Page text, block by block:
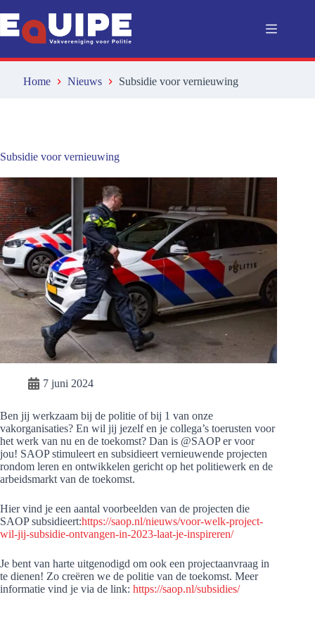
naar
de
inhoud
Home Nieuws Subsidie voor vernieuwing
Subsidie voor vernieuwing
7 juni 2024
Ben jij werkzaam bij de politie of bij 1 van onze
vakorganisaties? En wil jij jezelf en je collega’s toerusten voor
het werk van nu en de toekomst? Dan is @SAOP er voor
jou! SAOP stimuleert en subsidieert vernieuwende projecten
rondom leren en ontwikkelen gericht op het politiewerk en de
arbeidsmarkt van de toekomst.
Hier vind je een aantal voorbeelden van de projecten die
SAOP subsidieert:https://saop.nl/nieuws/voor-welk-project-
wil-jij-subsidie-ontvangen-in-2023-laat-je-inspireren/
Je bent van harte uitgenodigd om ook een projectaanvraag in
te dienen! Zo creëren we de politie van de toekomst. Meer
informatie vind je via de link: https://saop.nl/subsidies/